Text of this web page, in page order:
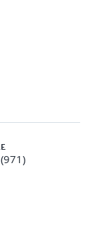
page
les rendu de